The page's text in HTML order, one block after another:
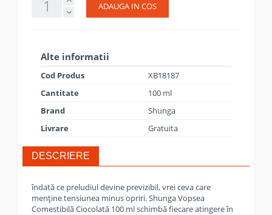
ADAUGA IN COS
Alte informatii
Cod Produs
XB18187
Cantitate
100 ml
Brand
Shunga
Livrare
Gratuita
DESCRIERE
îndată ce preludiul devine previzibil, vrei ceva care
menține tensiunea minus opriri. Shunga Vopsea
Comestibilă Ciocolată 100 ml schimbă fiecare atingere în